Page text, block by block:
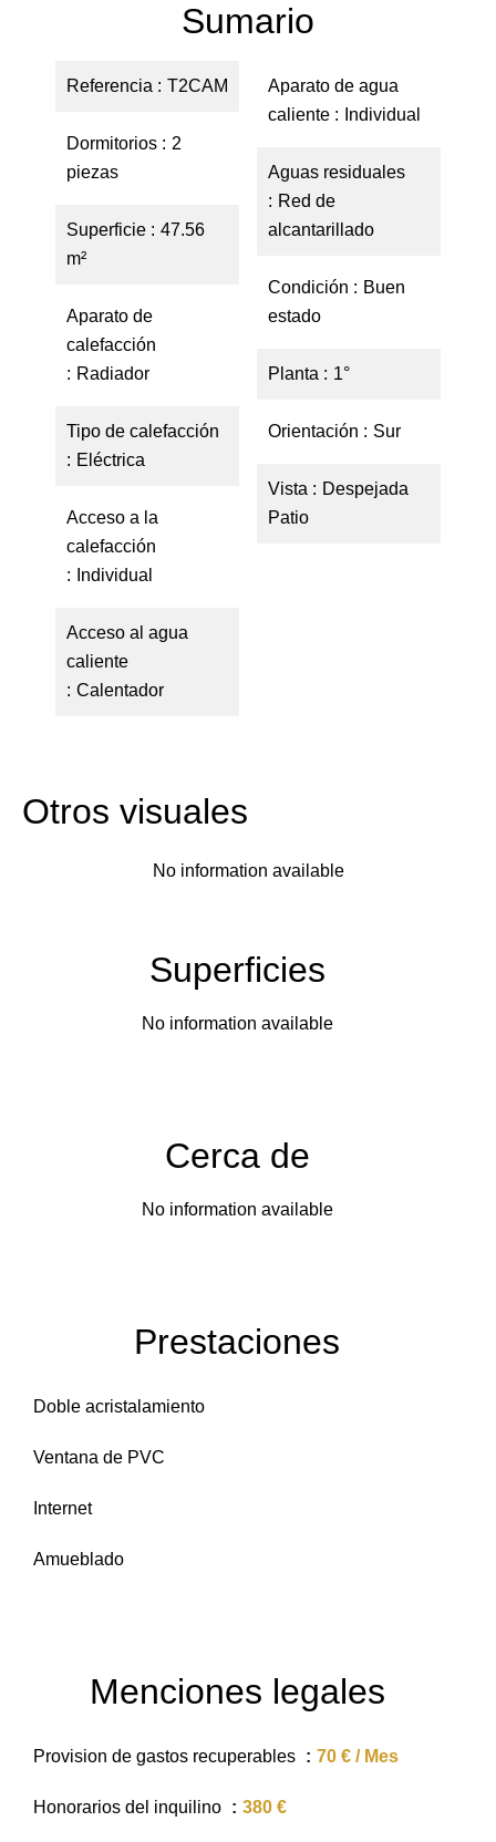
Sumario
Referencia T2CAM
Dormitorios
2
piezas
Superficie
47.56
m²
Aparato de
calefacción
Radiador
Tipo de calefacción
Eléctrica
Acceso a la
calefacción
Individual
Acceso al agua
caliente
Calentador
Aparato de agua
caliente
Individual
Aguas residuales
Red de
alcantarillado
Condición
Buen
estado
Planta 1°
Orientación Sur
Vista
Despejada
Patio
Otros visuales
No information available
Superficies
No information available
Cerca de
No information available
Prestaciones
Doble acristalamiento
Ventana de PVC
Internet
Amueblado
Menciones legales
Provision de gastos recuperables 70 € / Mes
Honorarios del inquilino 380 €